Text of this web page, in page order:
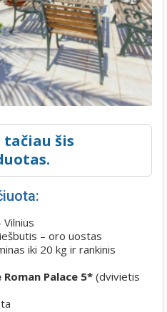
šis
Vilnius
– oro uostas
iki 20 kg ir rankinis
Palace 5* (dvivietis